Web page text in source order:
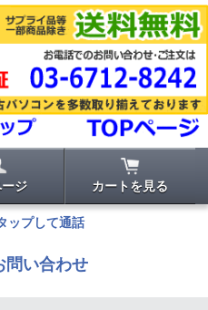
ジ カートを見る
ップして通話
問い合わせ